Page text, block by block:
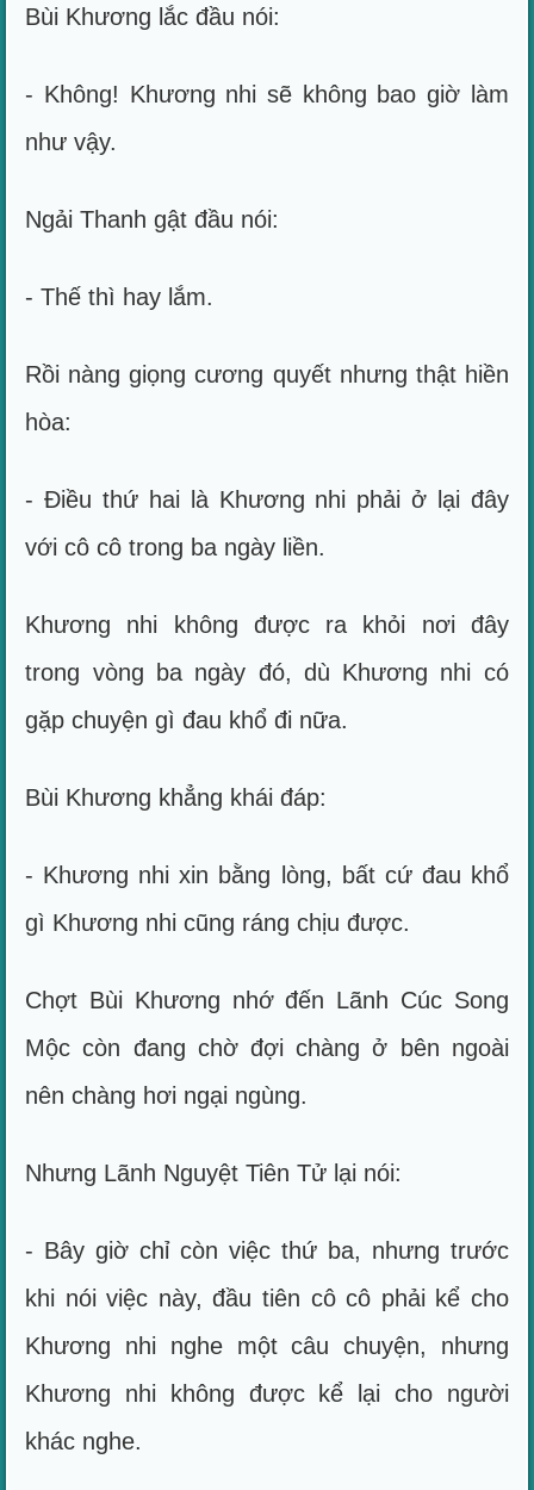
Bùi Khương lắc đầu nói:
- Không! Khương nhi sẽ không bao giờ làm
như vậy.
Ngải Thanh gật đầu nói:
- Thế thì hay lắm.
Rồi nàng giọng cương quyết nhưng thật hiền
hòa:
- Điều thứ hai là Khương nhi phải ở lại đây
với cô cô trong ba ngày liền.
Khương nhi không được ra khỏi nơi đây
trong vòng ba ngày đó, dù Khương nhi có
gặp chuyện gì đau khổ đi nữa.
Bùi Khương khẳng khái đáp:
- Khương nhi xin bằng lòng, bất cứ đau khổ
gì Khương nhi cũng ráng chịu được.
Chợt Bùi Khương nhớ đến Lãnh Cúc Song
Mộc còn đang chờ đợi chàng ở bên ngoài
nên chàng hơi ngại ngùng.
Nhưng Lãnh Nguyệt Tiên Tử lại nói:
- Bây giờ chỉ còn việc thứ ba, nhưng trước
khi nói việc này, đầu tiên cô cô phải kể cho
Khương nhi nghe một câu chuyện, nhưng
Khương nhi không được kể lại cho người
khác nghe.